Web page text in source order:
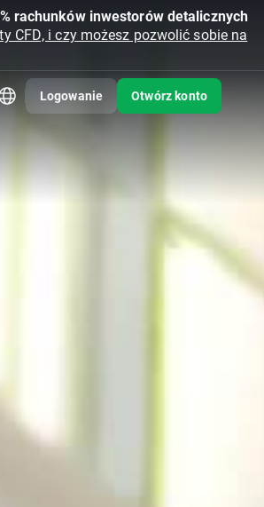
rachunków inwestorów detalicznych
CFD, i czy możesz pozwolić sobie na
Logowanie Otwórz konto